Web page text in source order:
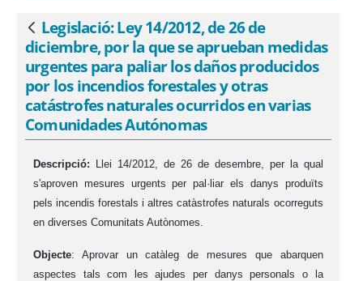
en varias Comunidades Autónomas -
eSAM
Vés enrere
Legislació: Ley 14/2012, de 26 de
diciembre, por la que se aprueban medidas
urgentes para paliar los daños producidos
por los incendios forestales y otras
catástrofes naturales ocurridos en varias
Comunidades Autónomas
Descripció:
Llei 14/2012, de 26 de desembre, per la qual
s'aproven mesures urgents per pal·liar els danys produïts
pels incendis forestals i altres catàstrofes naturals ocorreguts
en diverses Comunitats Autònomes.
Objecte: Aprovar un catàleg de mesures que abarquen
aspectes tals com les ajudes per danys personals o la